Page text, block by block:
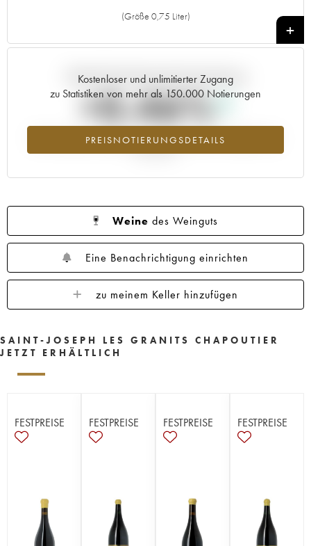
(Größe 0,75 Liter)
+
Kostenloser und unlimitierter Zugang
zu Statistiken von mehr als 150.000 Notierungen
PREISNOTIERUNGSDETAILS
Aktuelle Entwicklung der Preisnotierung
+0.46%
Preisanstiegs des Jahrgangs 2017 im Jahr 2026 im Vergleich zum
Weine des Weinguts
Eine Benachrichtigung einrichten
zu meinem Keller hinzufügen
SAINT-JOSEPH LES GRANITS CHAPOUTIER
JETZT ERHÄLTLICH
FESTPREISE FESTPREISE FESTPREISE FESTPREISE